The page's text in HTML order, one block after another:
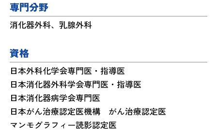
専門分野
消化器外科、乳腺外科
資格
日本外科化学会専門医・指導医
日本消化器外科学会専門医・指導医
日本消化器病学会専門医
日本がん治療認定医機構 がん治療認定医
マンモグラフィー読影認定医